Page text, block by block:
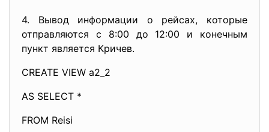
4. Вывод информации о рейсах, которые
отправляются с 8:00 до 12:00 и конечным
пункт является Кричев.
CREATE VIEW a2_2
AS SELECT *
FROM Reisi